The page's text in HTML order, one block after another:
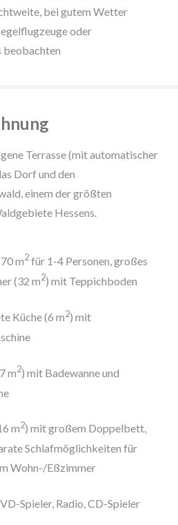
bei gutem Wetter
oder
Terrasse (mit automatischer
Dorf und den
einem der größten
Hessens.
m2für 1-4 Personen, großes
(32 m2) mit Teppichboden
Küche (6 m2) mit
m2) mit Badewanne und
m2) mit großem Doppelbett,
Schlafmöglichkeiten für
Wohn-/Eßzimmer
Spieler, Radio, CD-Spieler